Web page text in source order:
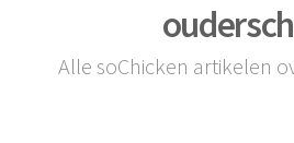
Alle soChicken artikelen